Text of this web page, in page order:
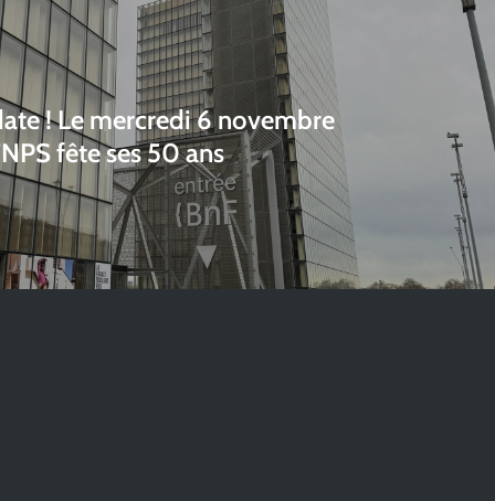
! Le mercredi 6 novembre
fête ses 50 ans